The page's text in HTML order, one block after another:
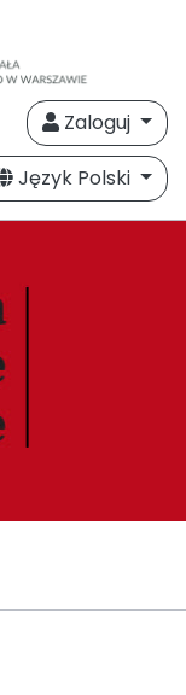
Zaloguj
Język Polski